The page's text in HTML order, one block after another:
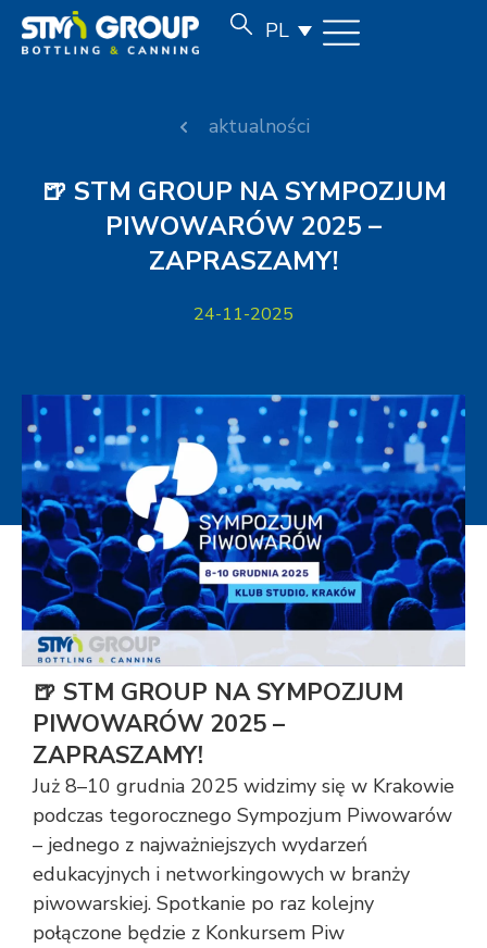
PL
aktualności
🍺 STM GROUP NA SYMPOZJUM
PIWOWARÓW 2025 –
ZAPRASZAMY!
24-11-2025
🍺 STM GROUP NA SYMPOZJUM
PIWOWARÓW 2025 –
ZAPRASZAMY!
Już 8–10 grudnia 2025 widzimy się w Krakowie
podczas tegorocznego Sympozjum Piwowarów
– jednego z najważniejszych wydarzeń
edukacyjnych i networkingowych w branży
piwowarskiej. Spotkanie po raz kolejny
połączone będzie z Konkursem Piw